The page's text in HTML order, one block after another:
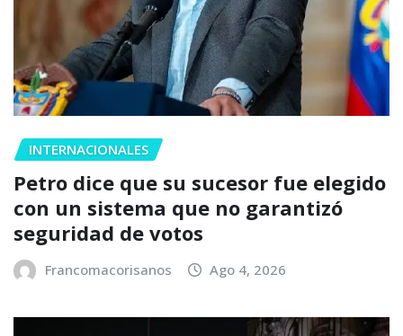
INTERNACIONALES
Petro dice que su sucesor fue elegido
con un sistema que no garantizó
seguridad de votos
Francomacorisanos Ago 4, 2026